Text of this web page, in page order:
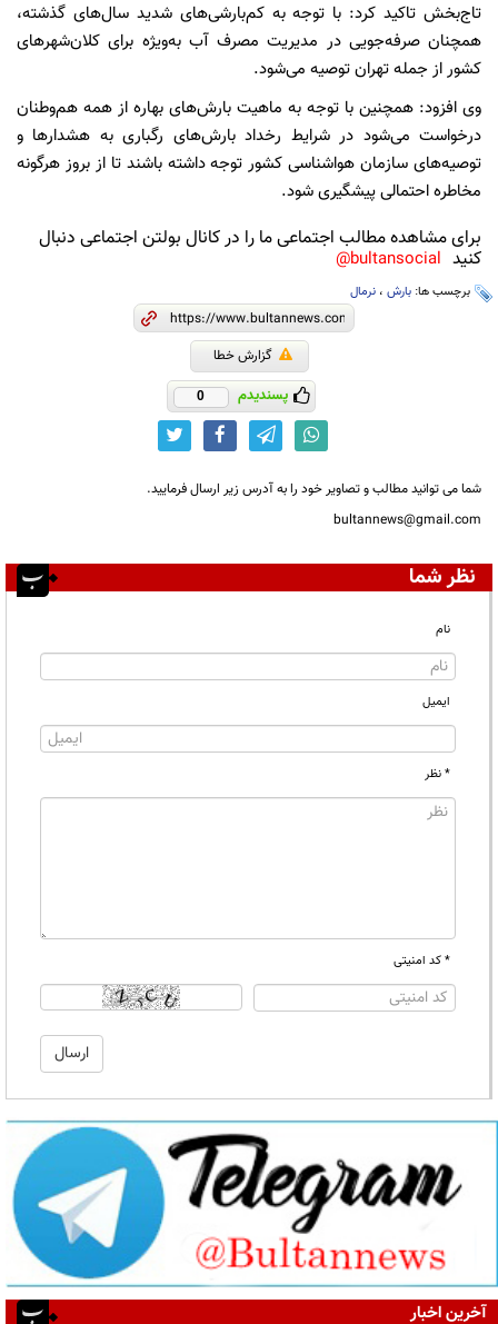
تاج‌بخش تاکید کرد: با توجه به کم‌بارشی‌های شدید سال‌های گذشته،
همچنان صرفه‌جویی در مدیریت مصرف آب به‌ویژه برای کلان‌شهرهای
کشور از جمله تهران توصیه می‌شود.
وی افزود: همچنین با توجه به ماهیت بارش‌های بهاره از همه هم‌وطنان
درخواست می‌شود در شرایط رخداد بارش‌های رگباری به هشدارها و
توصیه‌های سازمان هواشناسی کشور توجه داشته باشند تا از بروز هرگونه
مخاطره احتمالی پیشگیری شود.
برای مشاهده مطالب اجتماعی ما را در کانال بولتن اجتماعی دنبال
کنید bultansocial@
برچسب ها: بارش ، نرمال
گزارش خطا
پسندیدم 0
شما می توانید مطالب و تصاویر خود را به آدرس زیر ارسال فرمایید.
bultannews@gmail.com
نظر شما
نام
ایمیل
* نظر
* کد امنیتی
آخرین اخبار